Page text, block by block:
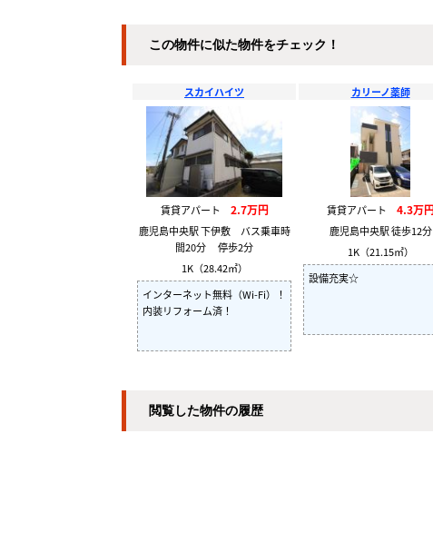
この物件に似た物件をチェック！
スカイハイツ
賃貸アパート 2.7万円
鹿児島中央駅 下伊敷 バス乗車時
間20分 停歩2分
1K（28.42㎡）
インターネット無料（Wi-Fi）！
内装リフォーム済！
カリーノ薬師
賃貸アパート 4.3万円
鹿児島中央駅 徒歩12分
1K（21.15㎡）
設備充実☆
閲覧した物件の履歴